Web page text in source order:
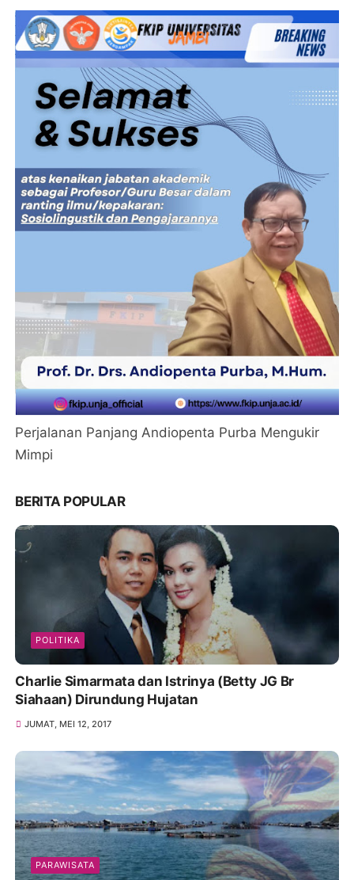
Perjalanan Panjang Andiopenta Purba Mengukir
Mimpi
BERITA POPULAR
POLITIKA
Charlie Simarmata dan Istrinya (Betty JG Br
Siahaan) Dirundung Hujatan
JUMAT, MEI 12, 2017
PARAWISATA